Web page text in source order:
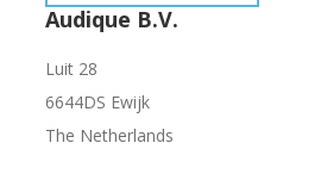
Audique B.V.
Luit 28
6644DS Ewijk
The Netherlands